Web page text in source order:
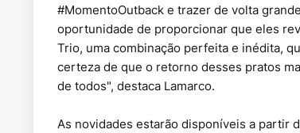
#MomentoOutback e trazer de volta
oportunidade de proporcionar que eles
Trio, uma combinação perfeita e inédita,
certeza de que o retorno desses pratos
de todos", destaca Lamarco.
As novidades estarão disponíveis a partir